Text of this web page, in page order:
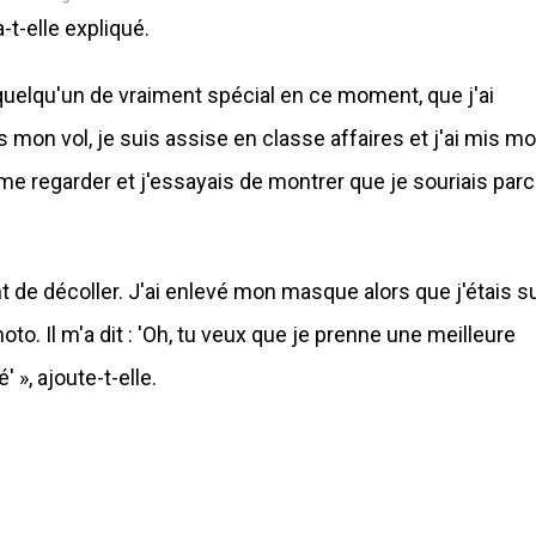
t-elle expliqué.
de vraiment spécial en ce moment, que j'ai
vol, je suis assise en classe affaires et j'ai mis
regarder et j'essayais de montrer que je souriais
décoller. J'ai enlevé mon masque alors que j'étais
Il m'a dit : 'Oh, tu veux que je prenne une meilleure
», ajoute-t-elle.